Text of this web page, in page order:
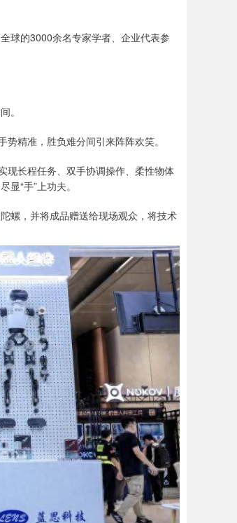
球的3000余名专家学者、企业代表参
。
精准，胜负难分间引来阵阵欢笑。
现长程任务、双手协调操作、柔性物体
“手”上功夫。
螺，并将成品赠送给现场观众，将技术